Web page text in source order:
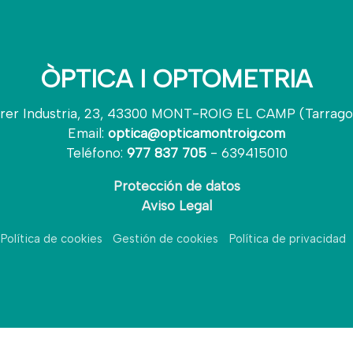
ÒPTICA I OPTOMETRIA
Industria, 23, 43300 MONT-ROIG EL CAMP
Email: optica@opticamontroig.com
Teléfono: 977 837 705- 639415010
Protección de datos
Aviso Legal
Política de cookies Gestión de cookies Política de privacidad